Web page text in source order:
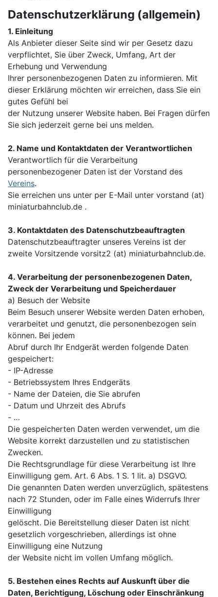
Datenschutzerklärung (allgemein)
1. Einleitung
Als Anbieter dieser Seite sind wir per Gesetz dazu
verpflichtet, Sie über Zweck, Umfang, Art der
Erhebung und Verwendung
Ihrer personenbezogenen Daten zu informieren. Mit
dieser Erklärung möchten wir erreichen, dass Sie ein
gutes Gefühl bei
der Nutzung unserer Website haben. Bei Fragen dürfen
Sie sich jederzeit gerne bei uns melden.
2. Name und Kontaktdaten der Verantwortlichen
Verantwortlich für die Verarbeitung
personenbezogener Daten ist der Vorstand des
Vereins.
Sie erreichen uns unter per E-Mail unter vorstand (at)
miniaturbahnclub.de .
3. Kontaktdaten des Datenschutzbeauftragten
Datenschutzbeauftragter unseres Vereins ist der
zweite Vorsitzende vorsitz2 (at) miniaturbahnclub.de.
4. Verarbeitung der personenbezogenen Daten,
Zweck der Verarbeitung und Speicherdauer
a) Besuch der Website
Beim Besuch unserer Website werden Daten erhoben,
verarbeitet und genutzt, die personenbezogen sein
können. Bei jedem
Abruf durch Ihr Endgerät werden folgende Daten
gespeichert:
- IP-Adresse
- Betriebssystem Ihres Endgeräts
- Name der Dateien, die Sie abrufen
- Datum und Uhrzeit des Abrufs
- …
Die gespeicherten Daten werden verwendet, um die
Website korrekt darzustellen und zu statistischen
Zwecken.
Die Rechtsgrundlage für diese Verarbeitung ist Ihre
Einwilligung gem. Art. 6 Abs. 1 S. 1 lit. a) DSGVO.
Die genannten Daten werden unverzüglich, spätestens
nach 72 Stunden, oder im Falle eines Widerrufs Ihrer
Einwilligung
gelöscht. Die Bereitstellung dieser Daten ist nicht
gesetzlich vorgeschrieben, allerdings ist ohne
Einwilligung eine Nutzung
der Website nicht im vollen Umfang möglich.
5. Bestehen eines Rechts auf Auskunft über die
Daten, Berichtigung, Löschung oder Einschränkung